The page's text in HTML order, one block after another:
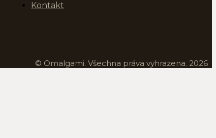
Kontakt
© Omalgami. Všechna práva vyhrazena. 2026